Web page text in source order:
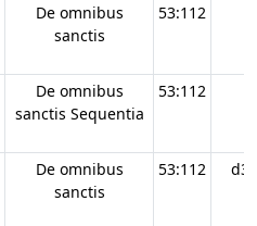
De omnibus
sanctis
53:112
De omnibus
sanctis Sequentia
53:112
De omnibus
sanctis
53:112 d34